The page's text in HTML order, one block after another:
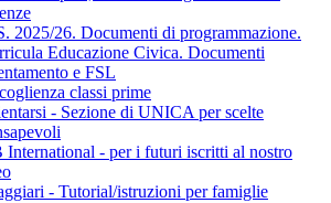
2025/26. Documenti di programmazione.
Educazione Civica. Documenti
e FSL
classi prime
- Sezione di UNICA per scelte
International - per i futuri iscritti al nostro
- Tutorial/istruzioni per famiglie